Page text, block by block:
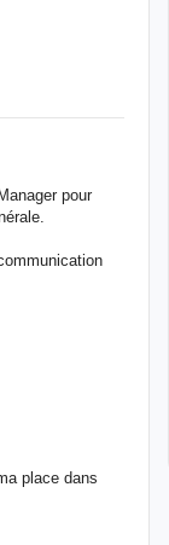
pour
place dans